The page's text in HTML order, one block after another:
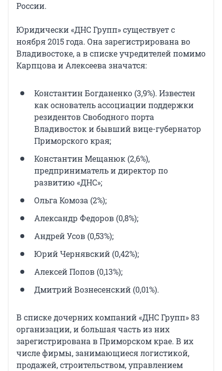
России.
Юридически «ДНС Групп» существует с
ноября 2015 года. Она зарегистрирована во
Владивостоке, а в списке учредителей помимо
Карпцова и Алексеева значатся:
Константин Богданенко (3,9%). Известен
как основатель ассоциации поддержки
резидентов Свободного порта
Владивосток и бывший вице-губернатор
Приморского края;
Константин Мещанюк (2,6%),
предприниматель и директор по
развитию «ДНС»;
Ольга Комоза (2%);
Александр Федоров (0,8%);
Андрей Усов (0,53%);
Юрий Чернявский (0,42%);
Алексей Попов (0,13%);
Дмитрий Вознесенский (0,01%).
В списке дочерних компаний «ДНС Групп» 83
организации, и большая часть из них
зарегистрирована в Приморском крае. В их
числе фирмы, занимающиеся логистикой,
продажей, строительством, управлением